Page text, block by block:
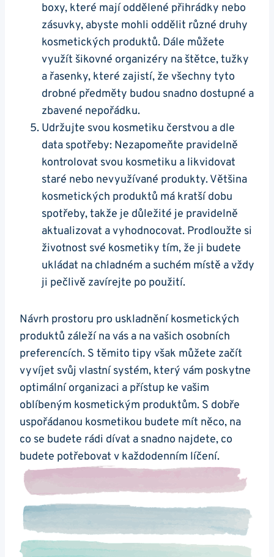
boxy, které mají oddělené přihrádky nebo
zásuvky, abyste mohli oddělit různé druhy
kosmetických produktů. Dále můžete
využít šikovné organizéry na štětce, tužky
a řasenky, které zajistí, že všechny tyto
drobné předměty budou snadno dostupné a
zbavené nepořádku.
Udržujte svou kosmetiku čerstvou a dle
data spotřeby: Nezapomeňte pravidelně
kontrolovat svou kosmetiku a likvidovat
staré nebo nevyužívané produkty. Většina
kosmetických produktů má kratší dobu
spotřeby, takže je důležité je pravidelně
aktualizovat a vyhodnocovat. Prodloužte si
životnost své kosmetiky tím, že ji budete
ukládat na chladném a suchém místě a vždy
ji pečlivě zavírejte po použití.
Návrh prostoru pro uskladnění kosmetických
produktů záleží na vás a na vašich osobních
preferencích. S těmito tipy však můžete začít
vyvíjet svůj vlastní systém, který vám poskytne
optimální organizaci a přístup ke vašim
oblíbeným kosmetickým produktům. S dobře
uspořádanou kosmetikou budete mít něco, na
co se budete rádi dívat a snadno najdete, co
budete potřebovat v každodenním líčení.